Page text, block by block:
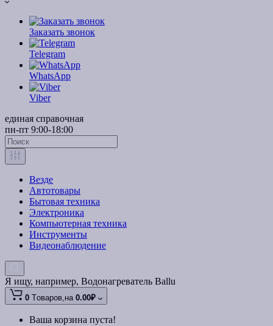
Заказать звонок
Telegram
WhatsApp
Viber
единая справочная
пн-пт 9:00-18:00
Везде
Автотовары
Бытовая техника
Электроника
Компьютерная техника
Инструменты
Видеонаблюдение
Я ищу, например, Водонагреватель Ballu
0 Tоваров,на 0.00₽
Ваша корзина пуста!